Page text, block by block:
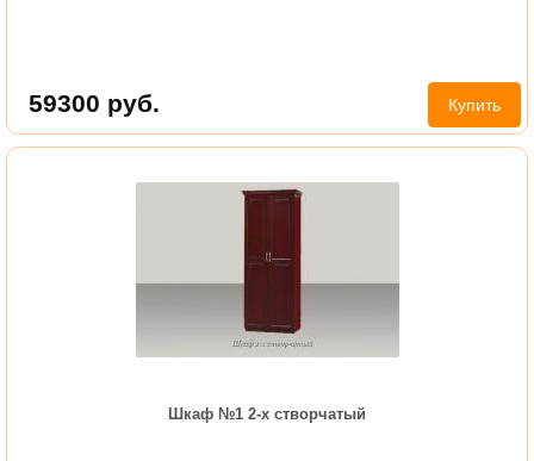
59300 руб. Купить
Шкаф №1 2-х створчатый